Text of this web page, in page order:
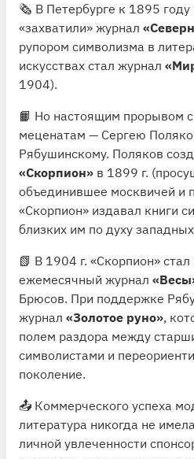
🗞 В Петербурге к 1895
«захватили» журнал
рупором символизма в
искусствах стал журнал
1904).
📙 Но настоящим прорывом
меценатам — Сергею
Рябушинскому. Поляков
«Скорпион» в 1899 г.
объединившее москвичей и
«Скорпион» издавал книги
близких им по духу
📗 В 1904 г. «Скорпион» стал
ежемесячный журнал
Брюсов. При поддержке
журнал «Золотое руно»,
полем раздора между
символистами и
поколение.
📤 Коммерческого успеха
литература никогда не
личной увлеченности